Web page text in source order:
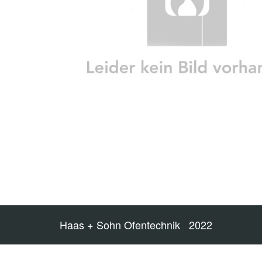
Haas + Sohn Ofentechnik 2022